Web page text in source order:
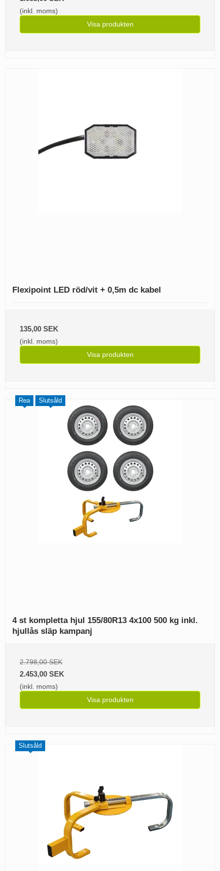
(inkl. moms)
Visa produkten
Flexipoint LED röd/vit + 0,5m dc kabel
135,00 SEK
(inkl. moms)
Visa produkten
Rea Slutsåld
4 st kompletta hjul 155/80R13 4x100 500 kg inkl.
hjullås släp kampanj
2.798,00 SEK
2.453,00 SEK
(inkl. moms)
Visa produkten
Slutsåld